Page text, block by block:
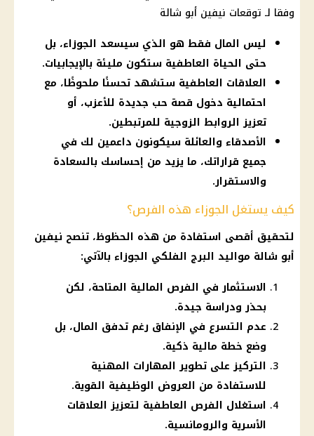
وفقا لـ توقعات نيفين أبو شالة
ليس المال فقط هو الذي سيسعد الجوزاء، بل
حتى الحياة العاطفية ستكون مليئة بالإيجابيات.
العلاقات العاطفية ستشهد تحسنًا ملحوظًا، مع
احتمالية دخول قصة حب جديدة للأعزب، أو
تعزيز الروابط الزوجية للمرتبطين.
الأصدقاء والعائلة سيكونون داعمين لك في
جميع قراراتك، ما يزيد من إحساسك بالسعادة
والاستقرار.
كيف يستغل الجوزاء هذه الفرص؟
لتحقيق أقصى استفادة من هذه الحظوظ، تنصح نيفين
أبو شالة مواليد البرج الفلكي الجوزاء بالآتي:
الاستثمار في الفرص المالية المتاحة، لكن
بحذر ودراسة جيدة.
عدم التسرع في الإنفاق رغم تدفق المال، بل
وضع خطة مالية ذكية.
التركيز على تطوير المهارات المهنية
للاستفادة من العروض الوظيفية القوية.
استغلال الفرص العاطفية لتعزيز العلاقات
الأسرية والرومانسية.